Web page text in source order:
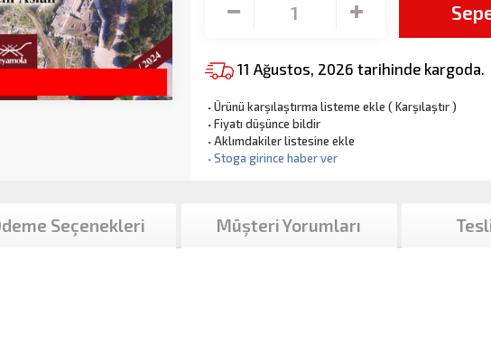
11 Ağustos, 2026 tarihinde kargoda.
·Ürünü karşılaştırma listeme ekle (Karşılaştır)
·Fiyatı düşünce bildir
·Aklımdakiler listesine ekle
·Stoga girince haber ver
Seçenekleri Müşteri Yorumları